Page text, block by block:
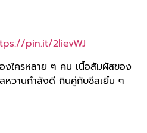
pin.it/2lievWJ
องใครหลาย ๆ คน เนื้อสัมผัสของ
หวานกำลังดี กินคู่กับชีสเยิ้ม ๆ